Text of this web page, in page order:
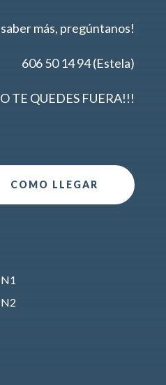
más, pregúntanos!
606 50 14 94 (Estela)
TE QUEDES FUERA!!!
COMO LLEGAR